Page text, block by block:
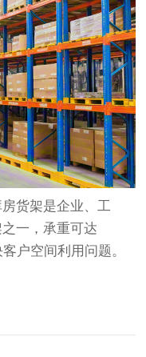
货架是企业、工
一，承重可达
户空间利用问题。